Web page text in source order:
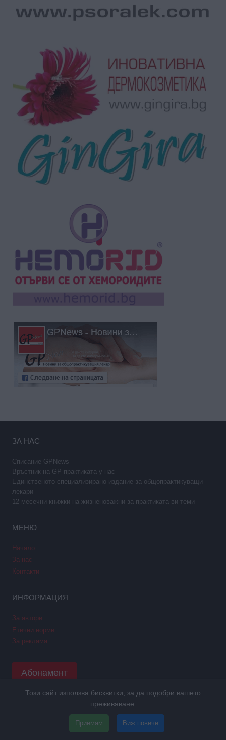
ЗА НАС
Списание GPNews
Връстник на GP практиката у нас
Единственото специализирано издание за общопрактикуващи
лекари
12 месечни книжки на жизненоважни за практиката ви теми
МЕНЮ
Начало
За нас
Контакти
ИНФОРМАЦИЯ
За автори
Етични норми
За реклама
Абонамент
Copyright © 2026 GPNews. Всички права запазени.
Уеб дизайн и SEO от Трибест
Този сайт използва бисквитки, за да подобри вашето
преживяване.
Приемам Виж повече